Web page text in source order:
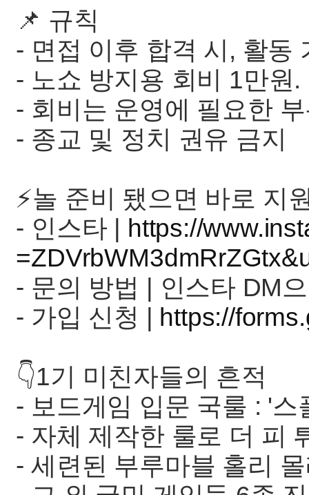
📌 규칙
- 면접 이후 합격 시, 활동
- 노쇼 방지용 회비 1만원.
- 회비는 운영에 필요한
- 종교 및 정치 권유 금지
⚡️놀 준비 됐으면 바로 지
- 인스타 |
https://
- 문의 방법 | 인스타 DM
- 가입 신청 |
https://
👇1기 미친자들의 흔적
- 보드게임 입문 국룰 : '스
- 자체 제작한 룰로 더 피
- 세련된 부루마블 홀리